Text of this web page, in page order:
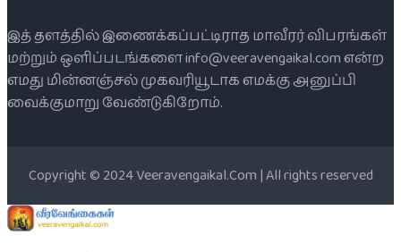
இத் தளத்தில் இணைக்கப்பட்டிராத மாவீரர் விபரங்கள்
மற்றும் ஒளிப்படங்களை info@veeravengaikal.com என்ற
எமது மின்னஞ்சல் முகவரியூடாக எமக்கு அனுப்பி
வைக்குமாறு வேண்டுகிறோம்.
Copyright © 2024 Veeravengaikal.Com | All rights reserved